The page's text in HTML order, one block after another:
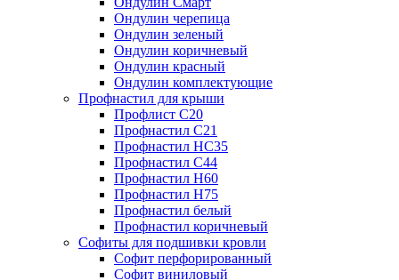
Ондулин черепица
Ондулин зеленый
Ондулин коричневый
Ондулин красный
Ондулин комплектующие
Профнастил для крыши
Профлист С20
Профнастил С21
Профнастил НС35
Профнастил С44
Профнастил Н60
Профнастил Н75
Профнастил белый
Профнастил коричневый
Софиты для подшивки кровли
Cофит перфорированный
Софит виниловый